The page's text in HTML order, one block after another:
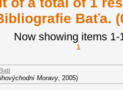
Baťa.
Now showing items 1-
1
Moravy, 2005)